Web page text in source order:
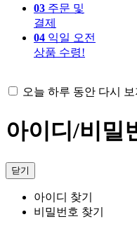
03 주문 및
결제
04 익일 오전
상품 수령!
오늘 하루 동안 다시 보
아이디/비밀
닫기
아이디 찾기
비밀번호 찾기